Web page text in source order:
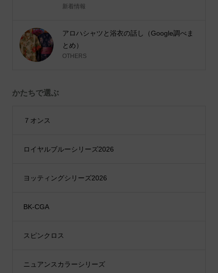
新着情報
アロハシャツと浴衣の話し（Google調べま
とめ）
OTHERS
かたちで選ぶ
７オンス
ロイヤルブルーシリーズ2026
ヨッティングシリーズ2026
BK-CGA
スピンクロス
ニュアンスカラーシリーズ